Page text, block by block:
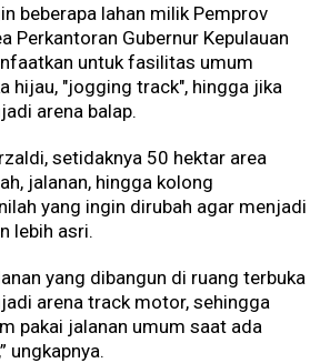
beberapa lahan milik Pemprov
Perkantoran Gubernur Kepulauan
untuk fasilitas umum
hijau, "jogging track", hingga jika
arena balap.
setidaknya 50 hektar area
jalanan, hingga kolong
yang ingin dirubah agar menjadi
lebih asri.
yang dibangun di ruang terbuka
arena track motor, sehingga
pakai jalanan umum saat ada
ungkapnya.